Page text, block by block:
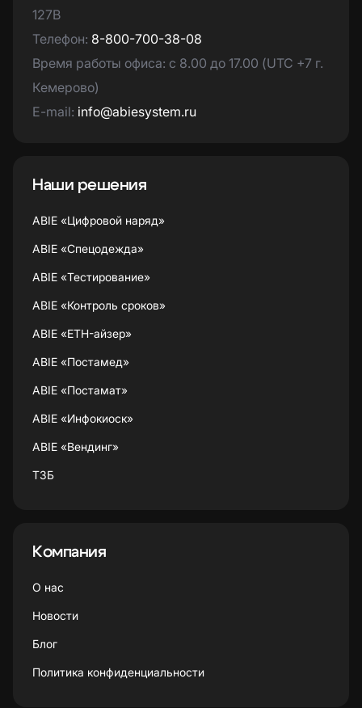
127В
Телефон: 8-800-700-38-08
Время работы офиса: с 8.00 до 17.00 (UTC +7 г.
Кемерово)
E-mail: info@abiesystem.ru
Наши решения
ABIE «Цифровой наряд»
ABIE «Спецодежда»
ABIE «Тестирование»
ABIE «Контроль сроков»
ABIE «ETH-айзер»
ABIE «Постамед»
ABIE «Постамат»
ABIE «Инфокиоск»
ABIE «Вендинг»
ТЗБ
Компания
О нас
Новости
Блог
Политика конфиденциальности